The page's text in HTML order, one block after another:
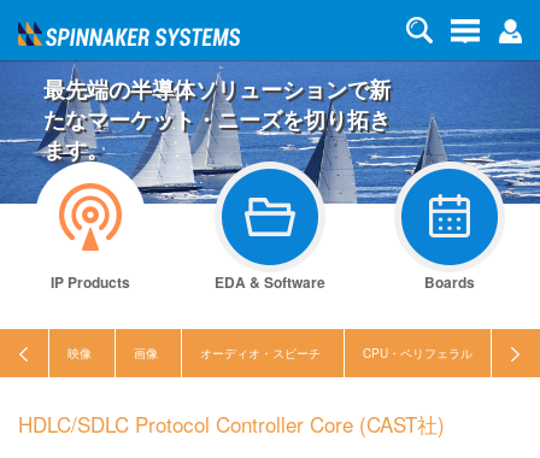
最先端の半導体ソリューションで新
たなマーケット・ニーズを切り拓き
ます。
IP Products EDA & Software Boards
映像 画像 オーディオ・スピーチ CPU・ペリフェラル セ
HDLC/SDLC Protocol Controller Core (CAST社)